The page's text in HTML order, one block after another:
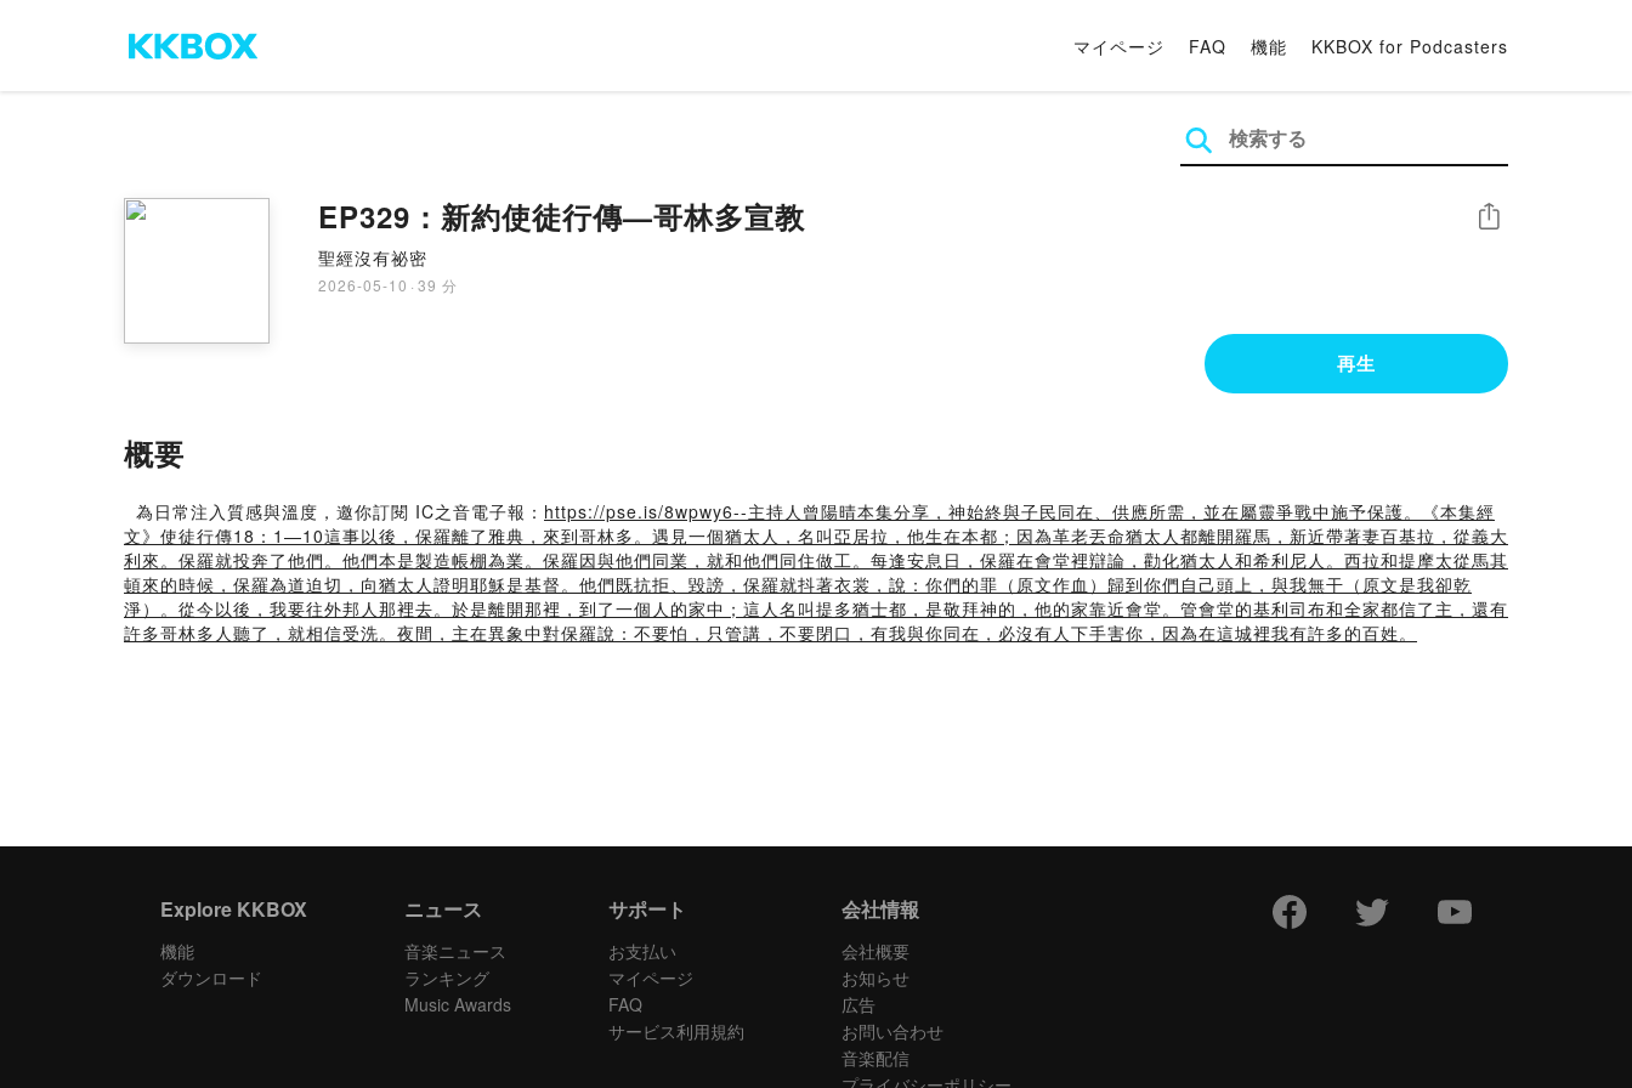
マイページ FAQ 機能 KKBOX for Podcasters
EP329：新約使徒行傳—哥林多宣教
聖經沒有祕密
2026-05-10 · 39 分
シェア
再生
概要
為日常注入質感與溫度，邀你訂閱 IC之音電子報： https://pse.is/8wpwy6--主持人曾陽晴本集分享，神始終與子民同在、供應所需，並在屬靈爭戰中施予保護。《本集經
文》使徒行傳18：1—10這事以後，保羅離了雅典，來到哥林多。遇見一個猶太人，名叫亞居拉，他生在本都；因為革老丟命猶太人都離開羅馬，新近帶著妻百基拉，從義大
利來。保羅就投奔了他們。他們本是製造帳棚為業。保羅因與他們同業，就和他們同住做工。每逢安息日，保羅在會堂裡辯論，勸化猶太人和希利尼人。西拉和提摩太從馬其
頓來的時候，保羅為道迫切，向猶太人證明耶穌是基督。他們既抗拒、毀謗，保羅就抖著衣裳，說：你們的罪（原文作血）歸到你們自己頭上，與我無干（原文是我卻乾
淨）。從今以後，我要往外邦人那裡去。於是離開那裡，到了一個人的家中；這人名叫提多猶士都，是敬拜神的，他的家靠近會堂。管會堂的基利司布和全家都信了主，還有
許多哥林多人聽了，就相信受洗。夜間，主在異象中對保羅說：不要怕，只管講，不要閉口，有我與你同在，必沒有人下手害你，因為在這城裡我有許多的百姓。
Explore KKBOX
機能
ダウンロード
ニュース
音楽ニュース
ランキング
Music Awards
サポート
お支払い
マイページ
FAQ
サービス利用規約
会社情報
会社概要
お知らせ
広告
お問い合わせ
音楽配信